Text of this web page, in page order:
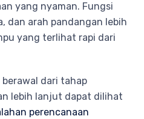
yang nyaman. Fungsi
dan arah pandangan lebih
yang terlihat rapi dari
berawal dari tahap
lebih lanjut dapat dilihat
perencanaan